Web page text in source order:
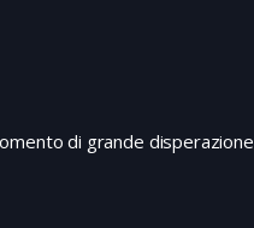
di grande disperazione